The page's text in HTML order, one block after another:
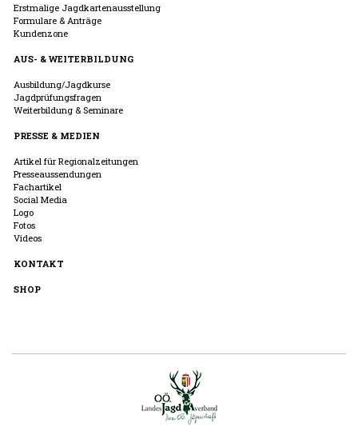
Erstmalige Jagdkartenausstellung
Formulare & Anträge
Kundenzone
AUS- & WEITERBILDUNG
Ausbildung/Jagdkurse
Jagdprüfungsfragen
Weiterbildung & Seminare
PRESSE & MEDIEN
Artikel für Regionalzeitungen
Presseaussendungen
Fachartikel
Social Media
Logo
Fotos
Videos
KONTAKT
SHOP